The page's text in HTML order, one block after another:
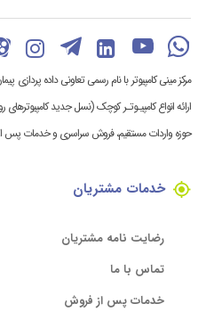
ارائه انواع کامپیـوتـر کوچک (نسل جدید
حوزه واردات مستقیم، فروش سراسری و خدمات پس
خدمات مشتریان
رضایت نامه مشتریان
تماس با ما
خدمات پس از فروش